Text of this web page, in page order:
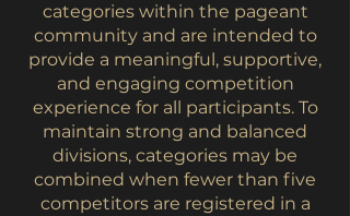
categories within the pageant
community and are intended to
provide a meaningful, supportive,
and engaging competition
experience for all participants. To
maintain strong and balanced
divisions, categories may be
combined when fewer than five
competitors are registered in a